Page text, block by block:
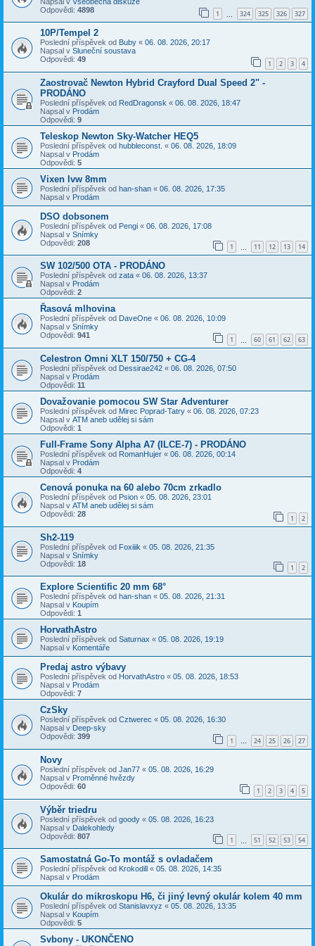
Odpovědi: 4898 1 324 325 326 327
10P/Tempel 2
Poslední příspěvek od Buby « 06. 08. 2026, 20:17
Napsal v Sluneční soustava
Odpovědi: 49 1 2 3 4
Zaostrovač Newton Hybrid Crayford Dual Speed 2" -
PRODÁNO
Poslední příspěvek od RedDragonsk « 06. 08. 2026, 18:47
Napsal v Prodám
Odpovědi: 9
Teleskop Newton Sky-Watcher HEQ5
Poslední příspěvek od hubbleconst. « 06. 08. 2026, 18:09
Napsal v Prodám
Odpovědi: 5
Vixen lvw 8mm
Poslední příspěvek od han-shan « 06. 08. 2026, 17:35
Napsal v Prodám
DSO dobsonem
Poslední příspěvek od Pengi « 06. 08. 2026, 17:08
Napsal v Snímky
Odpovědi: 208 1 11 12 13 14
SW 102/500 OTA - PRODÁNO
Poslední příspěvek od zata « 06. 08. 2026, 13:37
Napsal v Prodám
Odpovědi: 2
Řasová mlhovina
Poslední příspěvek od DaveOne « 06. 08. 2026, 10:09
Napsal v Snímky
Odpovědi: 941 1 60 61 62 63
Celestron Omni XLT 150/750 + CG-4
Poslední příspěvek od Dessirae242 « 06. 08. 2026, 07:50
Napsal v Prodám
Odpovědi: 11
Dovažovanie pomocou SW Star Adventurer
Poslední příspěvek od Mirec Poprad-Tatry « 06. 08. 2026, 07:23
Napsal v ATM aneb udělej si sám
Odpovědi: 1
Full-Frame Sony Alpha A7 (ILCE-7) - PRODÁNO
Poslední příspěvek od RomanHujer « 06. 08. 2026, 00:14
Napsal v Prodám
Odpovědi: 4
Cenová ponuka na 60 alebo 70cm zrkadlo
Poslední příspěvek od Psion « 05. 08. 2026, 23:01
Napsal v ATM aneb udělej si sám
Odpovědi: 28 1 2
Sh2-119
Poslední příspěvek od Foxiiik « 05. 08. 2026, 21:35
Napsal v Snímky
Odpovědi: 18 1 2
Explore Scientific 20 mm 68°
Poslední příspěvek od han-shan « 05. 08. 2026, 21:31
Napsal v Koupím
Odpovědi: 1
HorvathAstro
Poslední příspěvek od Saturnax « 05. 08. 2026, 19:19
Napsal v Komentáře
Predaj astro výbavy
Poslední příspěvek od HorvathAstro « 05. 08. 2026, 18:53
Napsal v Prodám
Odpovědi: 7
CzSky
Poslední příspěvek od Cztwerec « 05. 08. 2026, 16:30
Napsal v Deep-sky
Odpovědi: 399 1 … 24 25 26 27
Novy
Poslední příspěvek od Jan77 « 05. 08. 2026, 16:29
Napsal v Proměnné hvězdy
Odpovědi: 60 1 2 3 4 5
Výběr triedru
Poslední příspěvek od goody « 05. 08. 2026, 16:23
Napsal v Dalekohledy
Odpovědi: 807 1 51 52 53 54
Samostatná Go-To montáž s ovladačem
Poslední příspěvek od Krokodill « 05. 08. 2026, 14:35
Napsal v Prodám
Okulár do mikroskopu H6, či jiný levný okulár kolem 40 mm
Poslední příspěvek od Stanislavxyz « 05. 08. 2026, 13:35
Napsal v Koupím
Odpovědi: 5
Svbony - UKONČENO